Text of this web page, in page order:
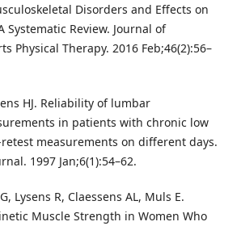
Disorders and Effects on
Systematic Review. Journal of
Physical Therapy. 2016 Feb;46(2):56–
HJ. Reliability of lumbar
in patients with chronic low
measurements on different days.
1997 Jan;6(1):54–62.
Lysens R, Claessens AL, Muls E.
Muscle Strength in Women Who